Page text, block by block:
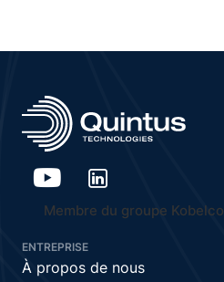
Membre du groupe Kobelco
ENTREPRISE
À propos de nous